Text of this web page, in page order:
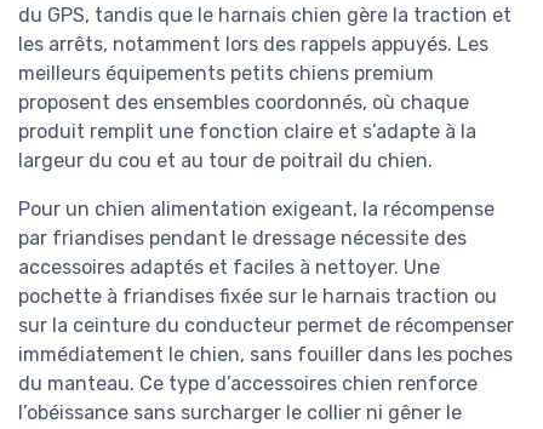
du GPS, tandis que le harnais chien gère la traction et
les arrêts, notamment lors des rappels appuyés. Les
meilleurs équipements petits chiens premium
proposent des ensembles coordonnés, où chaque
produit remplit une fonction claire et s’adapte à la
largeur du cou et au tour de poitrail du chien.
Pour un chien alimentation exigeant, la récompense
par friandises pendant le dressage nécessite des
accessoires adaptés et faciles à nettoyer. Une
pochette à friandises fixée sur le harnais traction ou
sur la ceinture du conducteur permet de récompenser
immédiatement le chien, sans fouiller dans les poches
du manteau. Ce type d’accessoires chien renforce
l’obéissance sans surcharger le collier ni gêner le